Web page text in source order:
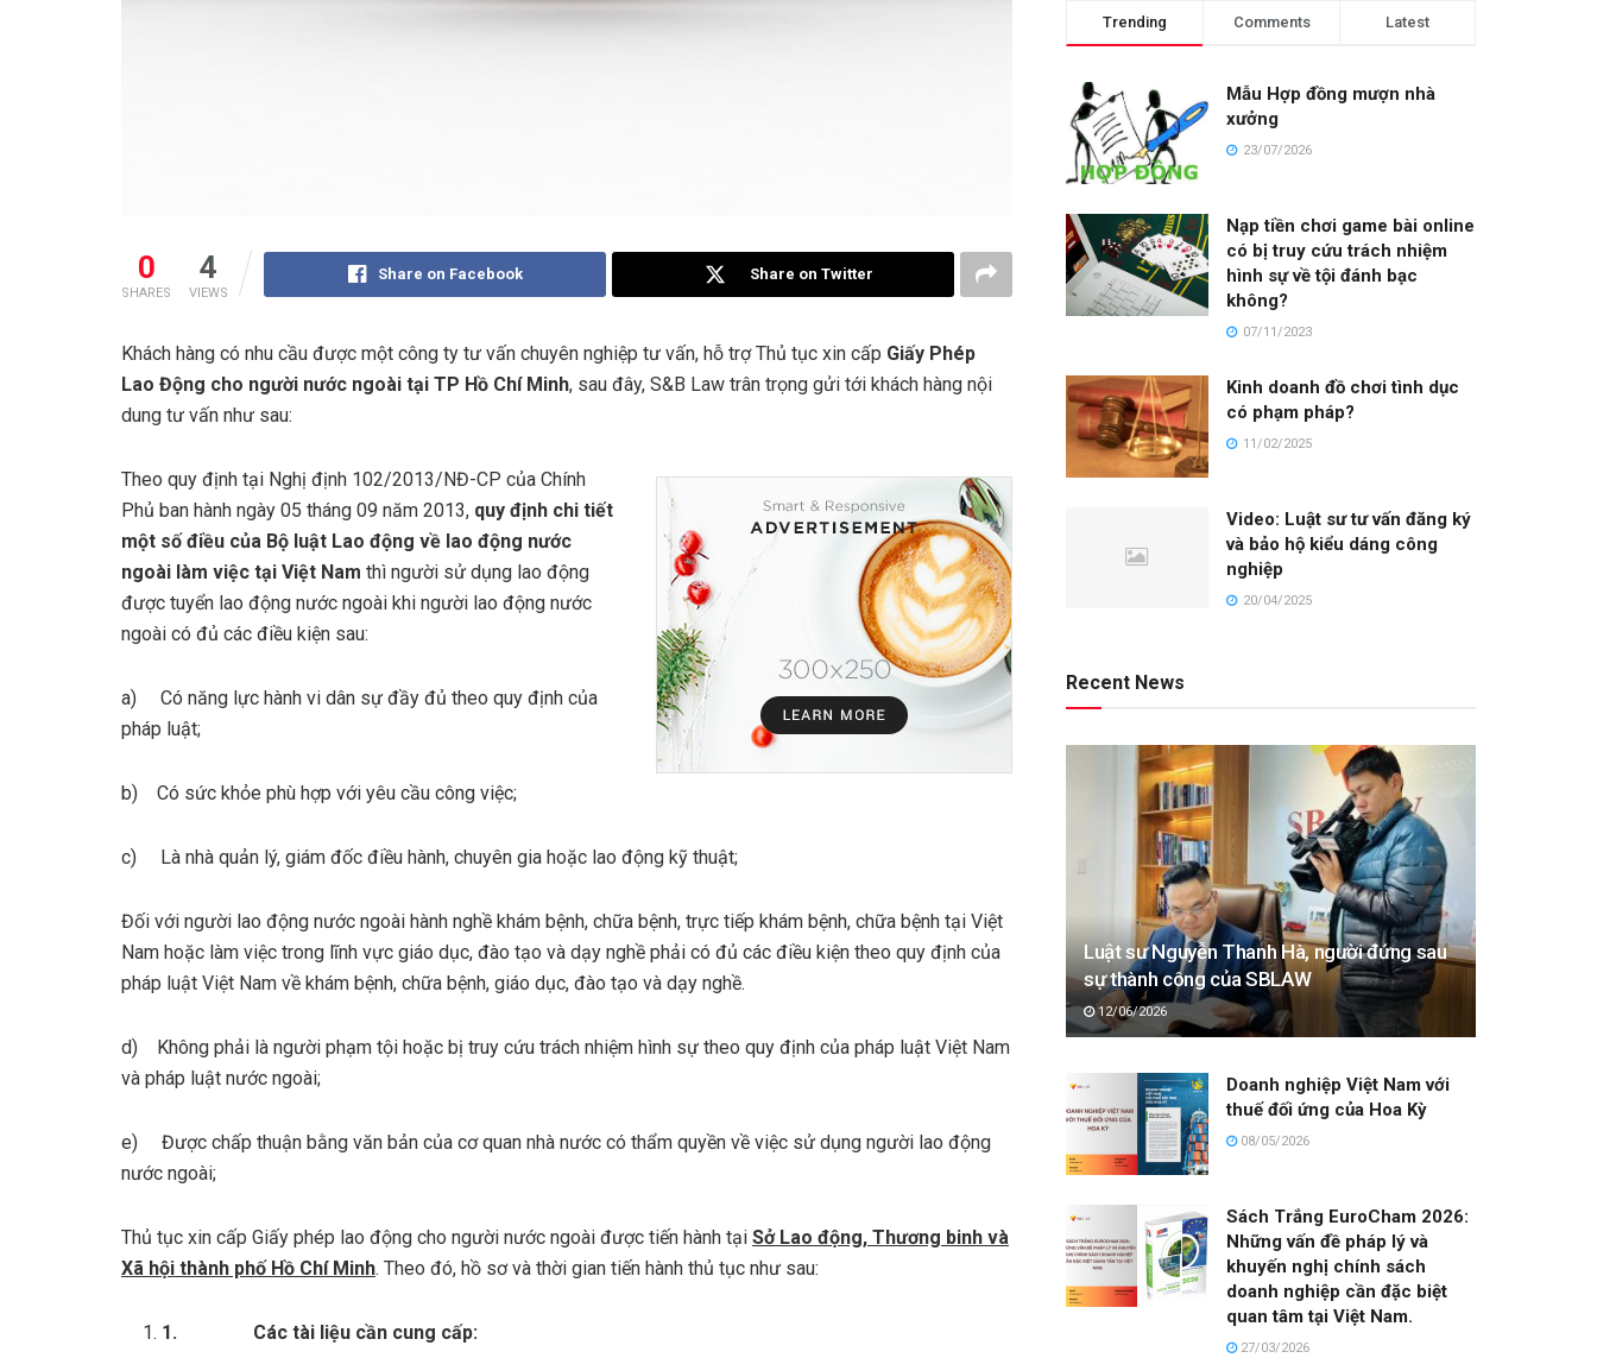
0
SHARES
4
VIEWS
Share on Facebook Share on Twitter
Khách hàng có nhu cầu được một công ty tư vấn chuyên nghiệp tư vấn, hỗ trợ Thủ tục xin cấp Giấy Phép
Lao Động cho người nước ngoài tại TP Hồ Chí Minh, sau đây, S&B Law trân trọng gửi tới khách hàng nội
dung tư vấn như sau:
Theo quy định tại Nghị định 102/2013/NĐ-CP của Chính
Phủ ban hành ngày 05 tháng 09 năm 2013, quy định chi tiết
một số điều của Bộ luật Lao động về lao động nước
ngoài làm việc tại Việt Nam thì người sử dụng lao động
được tuyển lao động nước ngoài khi người lao động nước
ngoài có đủ các điều kiện sau:
a) Có năng lực hành vi dân sự đầy đủ theo quy định của
pháp luật;
b) Có sức khỏe phù hợp với yêu cầu công việc;
c) Là nhà quản lý, giám đốc điều hành, chuyên gia hoặc lao động kỹ thuật;
Đối với người lao động nước ngoài hành nghề khám bệnh, chữa bệnh, trực tiếp khám bệnh, chữa bệnh tại Việt
Nam hoặc làm việc trong lĩnh vực giáo dục, đào tạo và dạy nghề phải có đủ các điều kiện theo quy định của
pháp luật Việt Nam về khám bệnh, chữa bệnh, giáo dục, đào tạo và dạy nghề.
d) Không phải là người phạm tội hoặc bị truy cứu trách nhiệm hình sự theo quy định của pháp luật Việt Nam
và pháp luật nước ngoài;
e) Được chấp thuận bằng văn bản của cơ quan nhà nước có thẩm quyền về việc sử dụng người lao động
nước ngoài;
Thủ tục xin cấp Giấy phép lao động cho người nước ngoài được tiến hành tại Sở Lao động, Thương binh và
Xã hội thành phố Hồ Chí Minh. Theo đó, hồ sơ và thời gian tiến hành thủ tục như sau:
1. Các tài liệu cần cung cấp:
Trending Comments Latest
Mẫu Hợp đồng mượn nhà
xưởng
23/07/2026
Nạp tiền chơi game bài online
có bị truy cứu trách nhiệm
hình sự về tội đánh bạc
không?
07/11/2023
Kinh doanh đồ chơi tình dục
có phạm pháp?
11/02/2025
Video: Luật sư tư vấn đăng ký
và bảo hộ kiểu dáng công
nghiệp
20/04/2025
Recent News
Luật sư Nguyễn Thanh Hà, người đứng sau
sự thành công của SBLAW
12/06/2026
Doanh nghiệp Việt Nam với
thuế đối ứng của Hoa Kỳ
08/05/2026
Sách Trắng EuroCham 2026:
Những vấn đề pháp lý và
khuyến nghị chính sách
doanh nghiệp cần đặc biệt
quan tâm tại Việt Nam.
27/03/2026